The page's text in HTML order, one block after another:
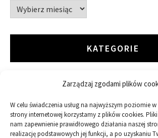
Zarządzaj zgodami plików
W celu świadczenia usług na najwyższym poziomie
strony internetowej korzystamy z plików cookies.
nam zapewnienie prawidłowego działania naszej
realizację podstawowych jej funkcji, a po uzyskaniu
Archiwa
KATEGORIE
ARTYKUŁ SPONSOROWANY
Budowa
Dom